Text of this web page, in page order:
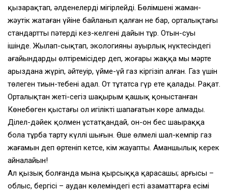
қызарақтап, әлденелерді міңгірлейді. Бөлімшенің жаман-
жәутік жатаған үйіне байланып қалған не бар, орталықтағы
стандартты пәтердің кез-келгені дайын тұр. Отын-суы
ішінде. Жылап-сықтап, экологияның ауырлық нүктесіндегі
ағайындарды өлтіремісіңдер деп, жоғары жаққа мың мәрте
арыздана жүріп, әйтеуір, үйме-үй газ кіргізіп алған. Газ үшін
төлеген тиын-тебенің адал. От тұтатсаң гүр ете қалады. Рақат.
Орталықтан жеті-сегіз шақырым қашық қоныстанған
Көнебөген қыстағы ол игіліктің шапағатын көре алмады.
Ділел-дәйек қолмен ұстатқандай, он-он бес шаңыраққа
бола тұрба тарту күллі шығын. Өңшең өлмелі шал-кемпір газ
жағамын деп өртеніп кетсе, кім жауапты. Аманшылық керек
айналайын!
Ал қызық болғанда мына қырсыққа қарасаңшы; арғысы –
облыс, бергісі – аудан көлеміндегі есті азаматтарға есімі